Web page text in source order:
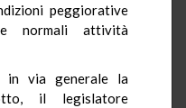
peggiorative
normali attività
in via generale la
il legislatore